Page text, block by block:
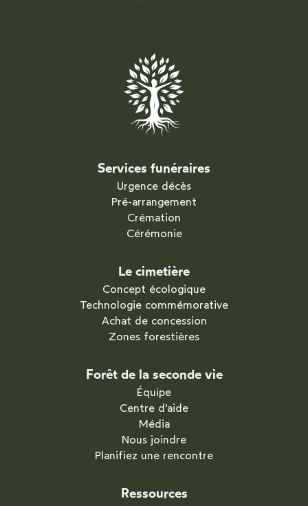
Services funéraires
Urgence décès
Pré-arrangement
Crémation
Cérémonie
Le cimetière
Concept écologique
Technologie commémorative
Achat de concession
Zones forestières
Forêt de la seconde vie
Équipe
Centre d'aide
Média
Nous joindre
Planifiez une rencontre
Ressources